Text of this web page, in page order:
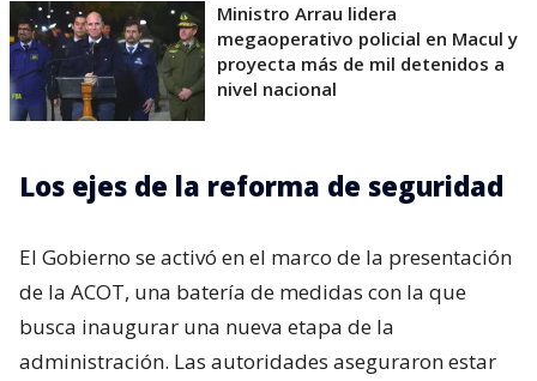
Ministro Arrau lidera
megaoperativo policial en Macul y
proyecta más de mil detenidos a
nivel nacional
Los ejes de la reforma de seguridad
El Gobierno se activó en el marco de la presentación
de la ACOT, una batería de medidas con la que
busca inaugurar una nueva etapa de la
administración. Las autoridades aseguraron estar